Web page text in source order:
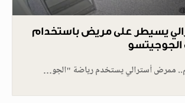
يسيطر على مريض باستخدام
ممرض أسترالي يستخدم رياضة "الجو…